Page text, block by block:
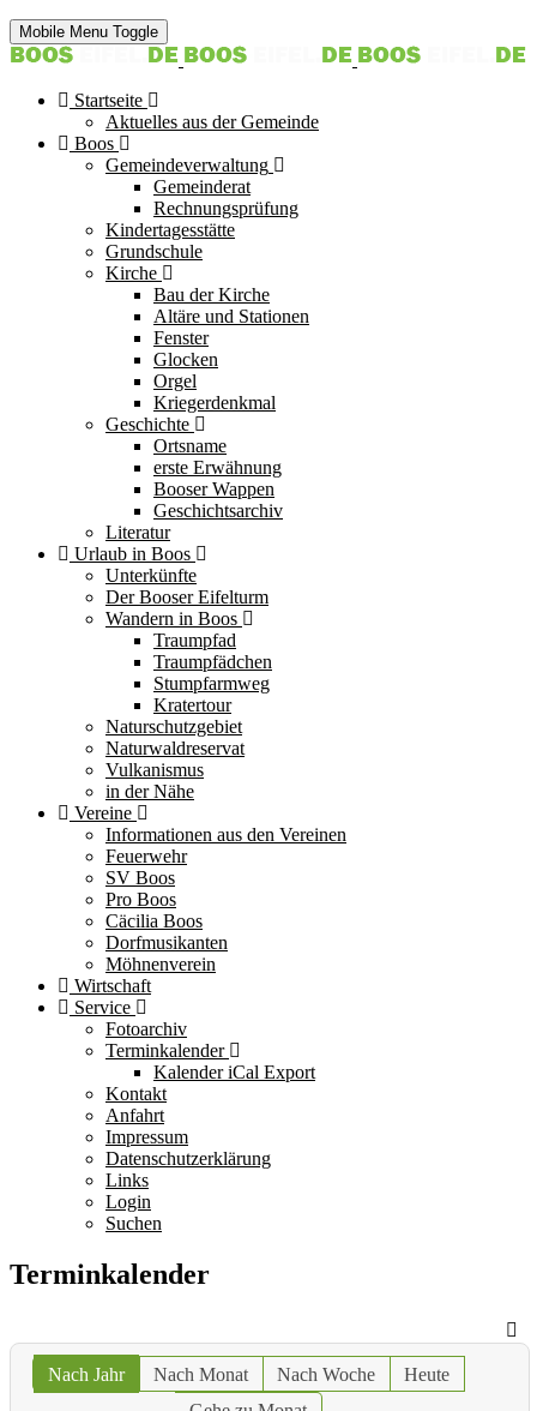
Mobile Menu Toggle
Startseite
Aktuelles aus der Gemeinde
Boos
Gemeindeverwaltung
Gemeinderat
Rechnungsprüfung
Kindertagesstätte
Grundschule
Kirche
Bau der Kirche
Altäre und Stationen
Fenster
Glocken
Orgel
Kriegerdenkmal
Geschichte
Ortsname
erste Erwähnung
Booser Wappen
Geschichtsarchiv
Literatur
Urlaub in Boos
Unterkünfte
Der Booser Eifelturm
Wandern in Boos
Traumpfad
Traumpfädchen
Stumpfarmweg
Kratertour
Naturschutzgebiet
Naturwaldreservat
Vulkanismus
in der Nähe
Vereine
Informationen aus den Vereinen
Feuerwehr
SV Boos
Pro Boos
Cäcilia Boos
Dorfmusikanten
Möhnenverein
Wirtschaft
Service
Fotoarchiv
Terminkalender
Kalender iCal Export
Kontakt
Anfahrt
Impressum
Datenschutzerklärung
Links
Login
Suchen
Terminkalender
Nach Jahr Nach Monat Nach Woche
Heute